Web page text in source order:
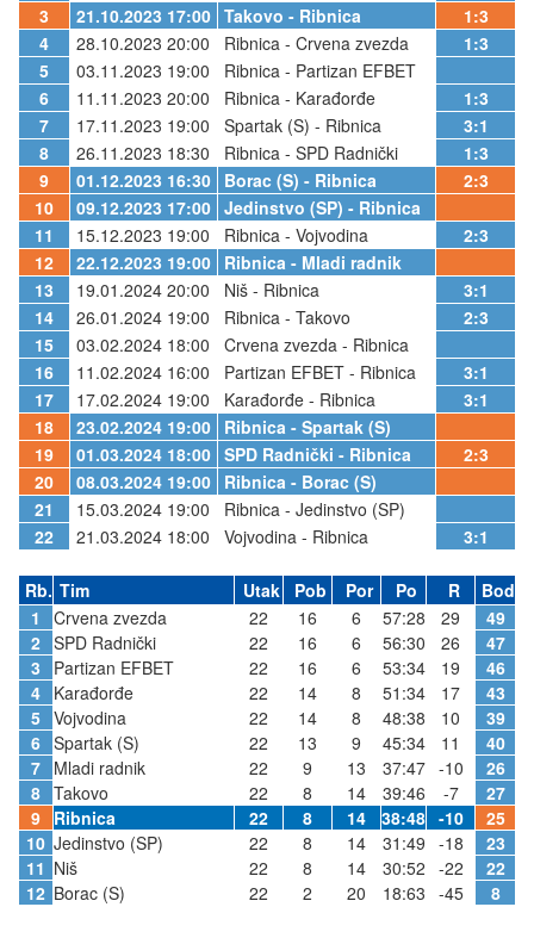
3
21.10.2023 17:00 Takovo - Ribnica
1:3
4
28.10.2023 20:00 Ribnica - Crvena zvezda
1:3
5
03.11.2023 19:00
Ribnica - Partizan EFBET
6
11.11.2023 20:00 Ribnica - Karađorđe
1:3
7
17.11.2023 19:00 Spartak (S) - Ribnica
3:1
8
26.11.2023 18:30 Ribnica - SPD Radnički
1:3
9
01.12.2023 16:30 Borac (S) - Ribnica
2:3
10
09.12.2023 17:00 Jedinstvo (SP) - Ribnica
11
15.12.2023 19:00 Ribnica - Vojvodina
2:3
12
22.12.2023 19:00 Ribnica - Mladi radnik
13
19.01.2024 20:00 Niš - Ribnica
3:1
14
26.01.2024 19:00 Ribnica - Takovo
2:3
15
03.02.2024 18:00
Crvena zvezda - Ribnica
16
11.02.2024 16:00 Partizan EFBET - Ribnica
3:1
17
17.02.2024 19:00 Karađorđe - Ribnica
3:1
18
23.02.2024 19:00 Ribnica - Spartak (S)
19
01.03.2024 18:00 SPD Radnički - Ribnica
2:3
20
08.03.2024 19:00 Ribnica - Borac (S)
21
15.03.2024 19:00
Ribnica - Jedinstvo (SP)
22
21.03.2024 18:00 Vojvodina - Ribnica 3:1
Rb. Tim Utak Pob Por Po R
Bod
1
Crvena zvezda 22 16 6 57:28 29
49
2 SPD Radnički 22 16 6 56:30 26
47
3
Partizan EFBET 22 16 6 53:34 19
46
4 Karađorđe 22 14 8 51:34 17
43
5 Vojvodina 22 14 8 48:38 10
39
6 Spartak (S) 22 13 9 45:34 11
40
7 Mladi radnik 22 9 13 37:47 -10
26
8 Takovo 22 8 14 39:46 -7
27
9 Ribnica 22 8 14 38:48 -10
25
10 Jedinstvo (SP) 22 8 14 31:49 -18
23
11 Niš 22 8 14 30:52 -22
22
12 Borac (S) 22 2 20 18:63 -45 8